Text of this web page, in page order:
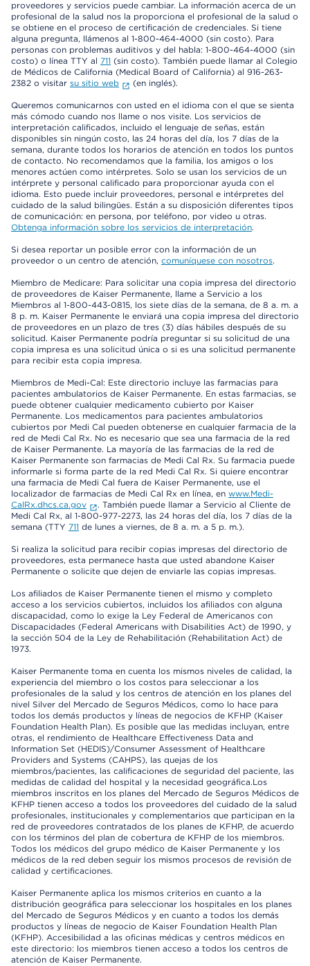
proveedores y servicios puede cambiar. La información acerca de un
profesional de la salud nos la proporciona el profesional de la salud o
se obtiene en el proceso de certificación de credenciales. Si tiene
alguna pregunta, llámenos al 1-800-464-4000 (sin costo). Para
personas con problemas auditivos y del habla: 1-800-464-4000 (sin
costo) o línea TTY al 711 (sin costo). También puede llamar al Colegio
de Médicos de California (Medical Board of California) al 916-263-
2382 o visitar su sitio web (en inglés).
Queremos comunicarnos con usted en el idioma con el que se sienta
más cómodo cuando nos llame o nos visite. Los servicios de
interpretación calificados, incluido el lenguaje de señas, están
disponibles sin ningún costo, las 24 horas del día, los 7 días de la
semana, durante todos los horarios de atención en todos los puntos
de contacto. No recomendamos que la familia, los amigos o los
menores actúen como intérpretes. Solo se usan los servicios de un
intérprete y personal calificado para proporcionar ayuda con el
idioma. Esto puede incluir proveedores, personal e intérpretes del
cuidado de la salud bilingües. Están a su disposición diferentes tipos
de comunicación: en persona, por teléfono, por video u otras.
Obtenga información sobre los servicios de interpretación.
Si desea reportar un posible error con la información de un
proveedor o un centro de atención, comuníquese con nosotros.
Miembro de Medicare: Para solicitar una copia impresa del directorio
de proveedores de Kaiser Permanente, llame a Servicio a los
Miembros al 1-800-443-0815, los siete días de la semana, de 8 a. m. a
8 p. m. Kaiser Permanente le enviará una copia impresa del directorio
de proveedores en un plazo de tres (3) días hábiles después de su
solicitud. Kaiser Permanente podría preguntar si su solicitud de una
copia impresa es una solicitud única o si es una solicitud permanente
para recibir esta copia impresa.
Miembros de Medi-Cal: Este directorio incluye las farmacias para
pacientes ambulatorios de Kaiser Permanente. En estas farmacias, se
puede obtener cualquier medicamento cubierto por Kaiser
Permanente. Los medicamentos para pacientes ambulatorios
cubiertos por Medi Cal pueden obtenerse en cualquier farmacia de la
red de Medi Cal Rx. No es necesario que sea una farmacia de la red
de Kaiser Permanente. La mayoría de las farmacias de la red de
Kaiser Permanente son farmacias de Medi Cal Rx. Su farmacia puede
informarle si forma parte de la red Medi Cal Rx. Si quiere encontrar
una farmacia de Medi Cal fuera de Kaiser Permanente, use el
localizador de farmacias de Medi Cal Rx en línea, en www.Medi-
CalRx.dhcs.ca.gov
. También puede llamar a Servicio al Cliente de
Medi Cal Rx, al 1-800-977-2273, las 24 horas del día, los 7 días de la
semana (TTY 711 de lunes a viernes, de 8 a. m. a 5 p. m.).
Si realiza la solicitud para recibir copias impresas del directorio de
proveedores, esta permanece hasta que usted abandone Kaiser
Permanente o solicite que dejen de enviarle las copias impresas.
Los afiliados de Kaiser Permanente tienen el mismo y completo
acceso a los servicios cubiertos, incluidos los afiliados con alguna
discapacidad, como lo exige la Ley Federal de Americanos con
Discapacidades (Federal Americans with Disabilities Act) de 1990, y
la sección 504 de la Ley de Rehabilitación (Rehabilitation Act) de
1973.
Kaiser Permanente toma en cuenta los mismos niveles de calidad, la
experiencia del miembro o los costos para seleccionar a los
profesionales de la salud y los centros de atención en los planes del
nivel Silver del Mercado de Seguros Médicos, como lo hace para
todos los demás productos y líneas de negocios de KFHP (Kaiser
Foundation Health Plan). Es posible que las medidas incluyan, entre
otras, el rendimiento de Healthcare Effectiveness Data and
Information Set (HEDIS)/Consumer Assessment of Healthcare
Providers and Systems (CAHPS), las quejas de los
miembros/pacientes, las calificaciones de seguridad del paciente, las
medidas de calidad del hospital y la necesidad geográfica.Los
miembros inscritos en los planes del Mercado de Seguros Médicos de
KFHP tienen acceso a todos los proveedores del cuidado de la salud
profesionales, institucionales y complementarios que participan en la
red de proveedores contratados de los planes de KFHP, de acuerdo
con los términos del plan de cobertura de KFHP de los miembros.
Todos los médicos del grupo médico de Kaiser Permanente y los
médicos de la red deben seguir los mismos procesos de revisión de
calidad y certificaciones.
Kaiser Permanente aplica los mismos criterios en cuanto a la
distribución geográfica para seleccionar los hospitales en los planes
del Mercado de Seguros Médicos y en cuanto a todos los demás
productos y líneas de negocio de Kaiser Foundation Health Plan
(KFHP). Accesibilidad a las oficinas médicas y centros médicos en
este directorio: los miembros tienen acceso a todos los centros de
atención de Kaiser Permanente.